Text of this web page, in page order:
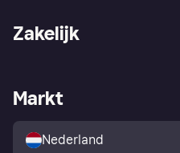
Winkeloverzicht
Kopersbescherming voor
consumenten
Zakelijk
Zakelijke login
Markt
Nederland